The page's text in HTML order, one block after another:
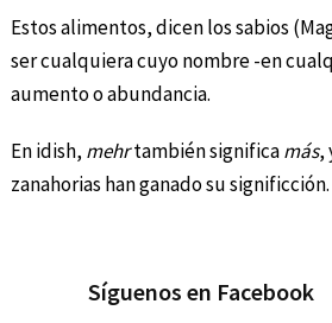
Estos alimentos, dicen los sabios
ser cualquiera cuyo nombre -en
aumento o abundancia.
En idish, mehrtambién significamás,
zanahorias han ganado su significción.
Síguenos en Facebook